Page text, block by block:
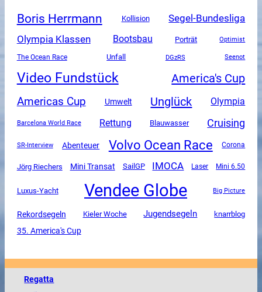
Boris Herrmann Kollision
Segel-Bundesliga
Olympia Klassen
Bootsbau Porträt Optimist
The Ocean Race Unfall DGzRS Seenot
Video Fundstück America's Cup
Americas Cup Umwelt Unglück Olympia
Barcelona World Race Rettung Blauwasser Cruising
SR-Interview Abenteuer Volvo Ocean Race Corona
Jörg Riechers Mini Transat SailGP IMOCA Laser Mini 6.50
Luxus-Yacht Vendee Globe Big Picture
Rekordsegeln Kieler Woche Jugendsegeln knarrblog
35. America's Cup
Regatta